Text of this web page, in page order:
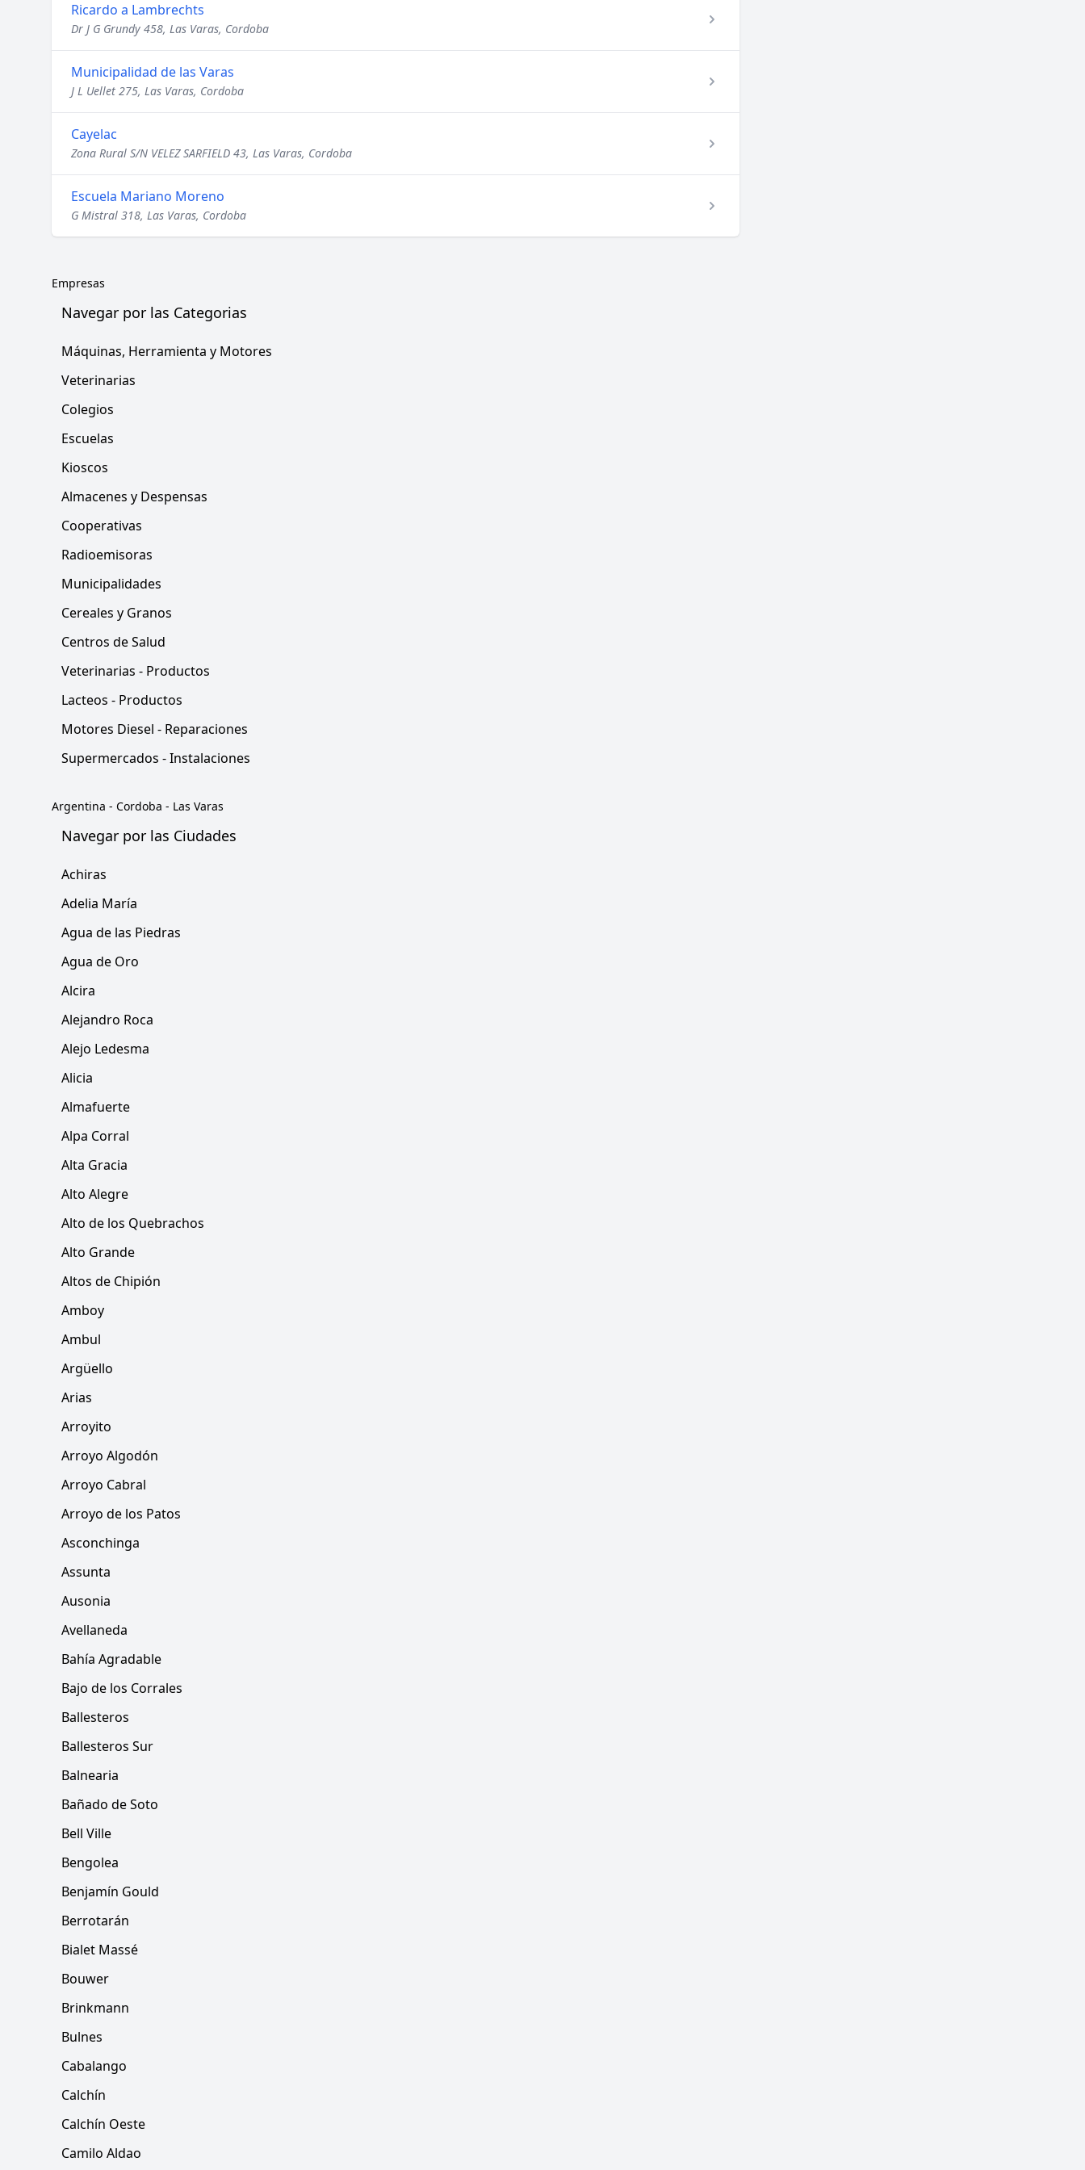
Ricardo a Lambrechts
Dr J G Grundy 458, Las Varas, Cordoba
Municipalidad de las Varas
J L Uellet 275, Las Varas, Cordoba
Cayelac
Zona Rural S/N VELEZ SARFIELD 43, Las Varas, Cordoba
Escuela Mariano Moreno
G Mistral 318, Las Varas, Cordoba
Empresas
Navegar por las Categorias
Máquinas, Herramienta y Motores
Veterinarias
Colegios
Escuelas
Kioscos
Almacenes y Despensas
Cooperativas
Radioemisoras
Municipalidades
Cereales y Granos
Centros de Salud
Veterinarias - Productos
Lacteos - Productos
Motores Diesel - Reparaciones
Supermercados - Instalaciones
Argentina - Cordoba - Las Varas
Navegar por las Ciudades
Achiras
Adelia María
Agua de las Piedras
Agua de Oro
Alcira
Alejandro Roca
Alejo Ledesma
Alicia
Almafuerte
Alpa Corral
Alta Gracia
Alto Alegre
Alto de los Quebrachos
Alto Grande
Altos de Chipión
Amboy
Ambul
Argüello
Arias
Arroyito
Arroyo Algodón
Arroyo Cabral
Arroyo de los Patos
Asconchinga
Assunta
Ausonia
Avellaneda
Bahía Agradable
Bajo de los Corrales
Ballesteros
Ballesteros Sur
Balnearia
Bañado de Soto
Bell Ville
Bengolea
Benjamín Gould
Berrotarán
Bialet Massé
Bouwer
Brinkmann
Bulnes
Cabalango
Calchín
Calchín Oeste
Camilo Aldao